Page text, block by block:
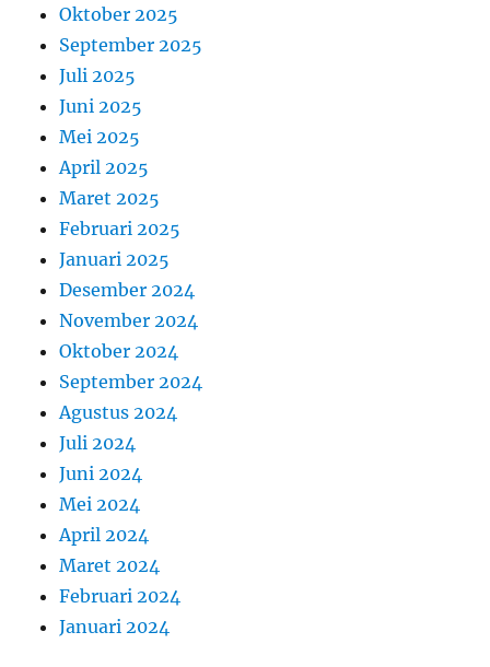
Oktober 2025
September 2025
Juli 2025
Juni 2025
Mei 2025
April 2025
Maret 2025
Februari 2025
Januari 2025
Desember 2024
November 2024
Oktober 2024
September 2024
Agustus 2024
Juli 2024
Juni 2024
Mei 2024
April 2024
Maret 2024
Februari 2024
Januari 2024